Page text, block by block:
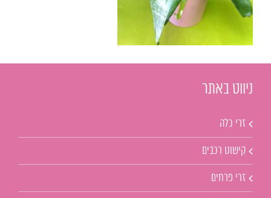
ניווט באתר
זרי כלה
קישוט רכבים
זרי פרחים